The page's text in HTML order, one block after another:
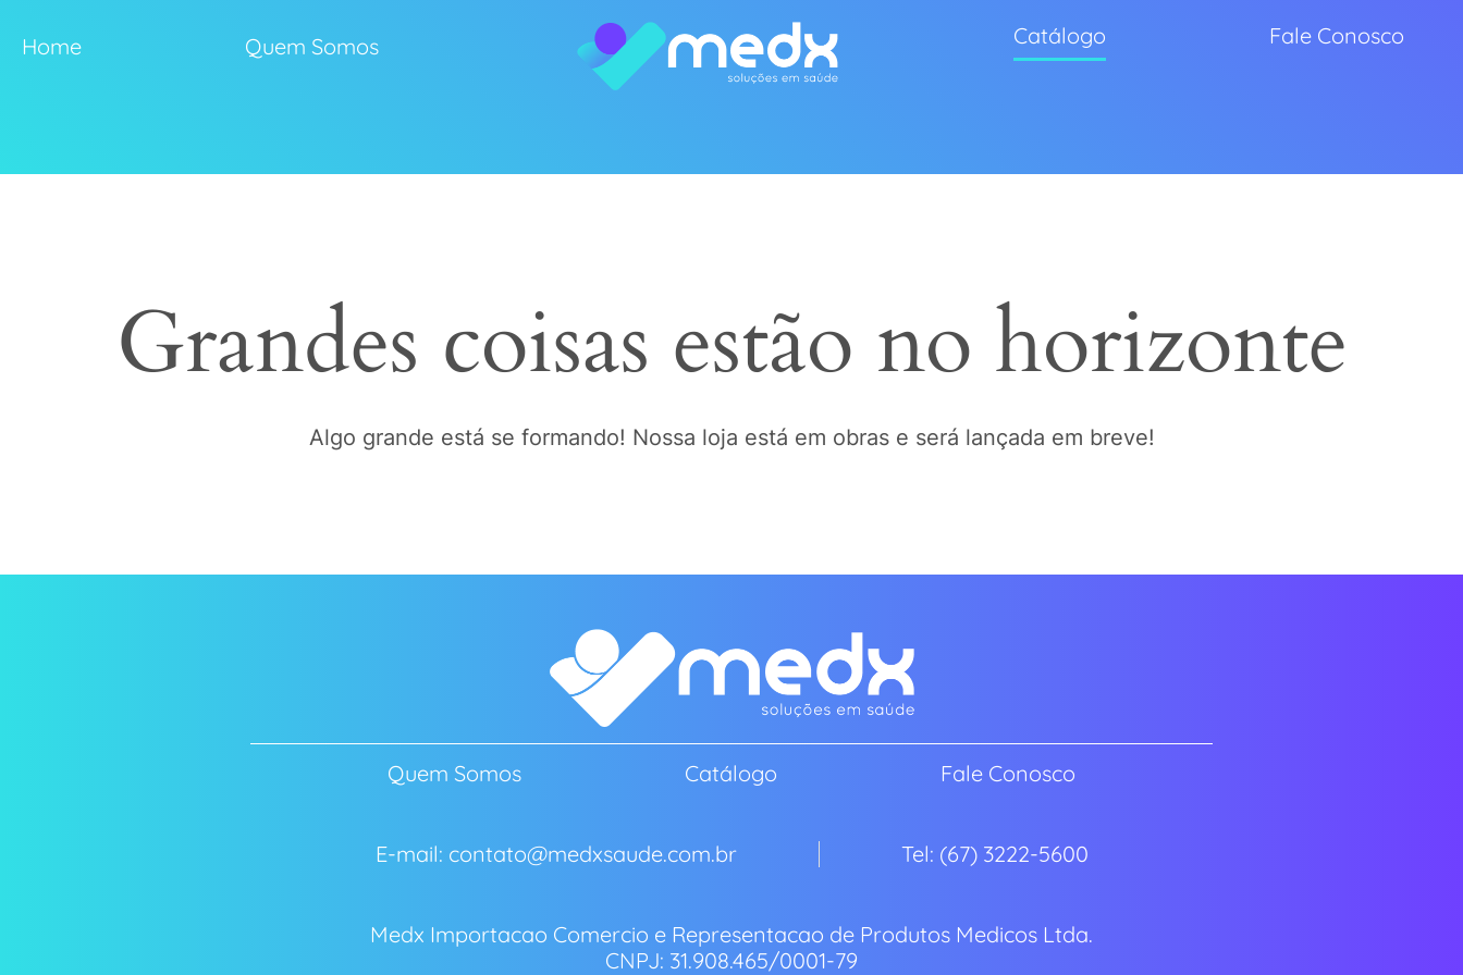
Home Quem Somos Catálogo Fale Conosco
Grandes coisas estão no horizonte
Algo grande está se formando! Nossa loja está em obras e será lançada em breve!
Quem Somos Catálogo Fale Conosco
E-mail: contato@medxsaude.com.br Tel: (67) 3222-5600
Medx Importacao Comercio e Representacao de Produtos Medicos Ltda.
CNPJ: 31.908.465/0001-79